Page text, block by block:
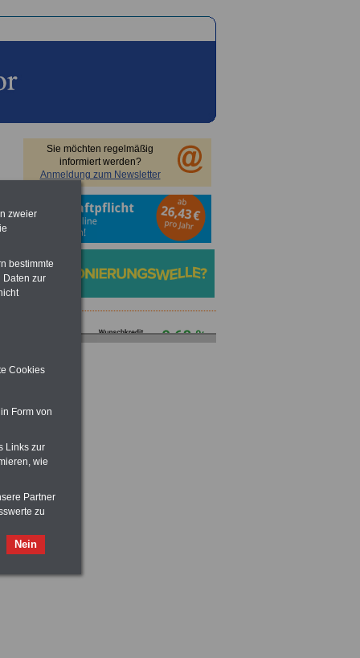
Sie möchten regelmäßig
informiert werden?
Anmeldung zum Newsletter
zweier
bestimmte
Daten zur
Cookies
Form von
Links zur
wie
Partner
zu
Nein